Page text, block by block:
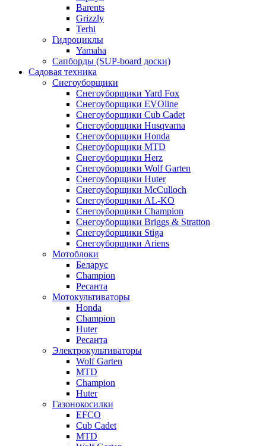
Barents
Grizzly
Terhi
Гидроциклы
Yamaha
Сапборды (SUP-board доски)
Садовая техника
Снегоуборщики
Снегоуборщики Yard Fox
Снегоуборщики EVOline
Снегоуборщики Cub Cadet
Снегоуборщики Husqvarna
Снегоуборщики Honda
Снегоуборщики MTD
Снегоуборщики Herz
Снегоуборщики Wolf Garten
Снегоуборщики Huter
Снегоуборщики McCulloch
Снегоуборщики AL-KO
Снегоуборщики Champion
Снегоуборщики Briggs & Stratton
Снегоуборщики Stiga
Снегоуборщики Ariens
Мотоблоки
Беларус
Champion
Ресанта
Мотокультиваторы
Honda
Champion
Huter
Ресанта
Электрокультиваторы
Wolf Garten
MTD
Champion
Huter
Газонокосилки
EFCO
Cub Cadet
MTD